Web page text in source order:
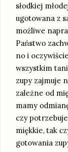
słodkiej
ugotowana z
możliwe
Państwo
no i
wszystkim
zupy zajmuje
zależne od
mamy
czy
miękkie, tak
gotowania